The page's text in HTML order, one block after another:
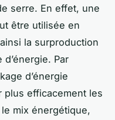
serre. En effet, une
être utilisée en
la surproduction
Par
d’énergie
plus efficacement les
mix énergétique,